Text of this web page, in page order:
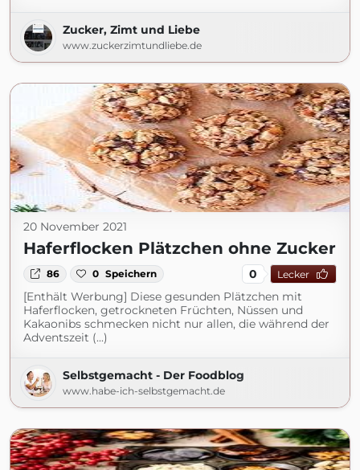
Zucker, Zimt und Liebe
www.zuckerzimtundliebe.de
20 November 2021
Haferflocken Plätzchen ohne Zucker
86 0 Speichern 0 Lecker
[Enthält Werbung] Diese gesunden Plätzchen mit
Haferflocken, getrockneten Früchten, Nüssen und
Kakaonibs schmecken nicht nur allen, die während der
Adventszeit (...)
Selbstgemacht - Der Foodblog
www.habe-ich-selbstgemacht.de